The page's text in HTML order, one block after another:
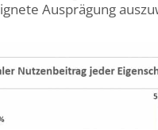
Ausprägung